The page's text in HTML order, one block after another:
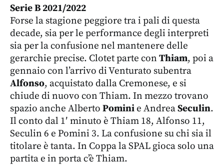
Serie B 2021/2022
Forse la stagione peggiore tra i pali di questa
decade, sia per le performance degli interpreti
sia per la confusione nel mantenere delle
gerarchie precise. Clotet parte con Thiam, poi a
gennaio con l’arrivo di Venturato subentra
Alfonso, acquistato dalla Cremonese, e si
chiude di nuovo con Thiam. In mezzo trovano
spazio anche Alberto Pominie AndreaSeculin.
Il conto dal 1′ minuto è Thiam 18, Alfonso 11,
Seculin 6 e Pomini 3. La confusione su chi sia il
titolare è tanta. In Coppa la SPAL gioca solo una
partita e in porta c’è Thiam.